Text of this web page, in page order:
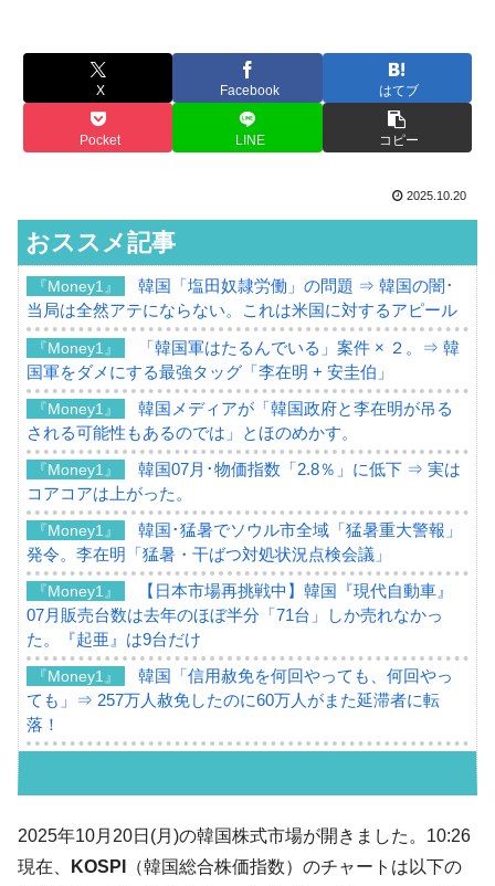
X Facebook はてブ
Pocket LINE コピー
2025.10.20
おススメ記事
『Money1』
韓国「塩田奴隷労働」の問題 ⇒ 韓国の闇･
当局は全然アテにならない。これは米国に対するアピール
『Money1』
「韓国軍はたるんでいる」案件 × ２。⇒ 韓
国軍をダメにする最強タッグ「李在明 + 安圭伯」
『Money1』
韓国メディアが「韓国政府と李在明が吊る
される可能性もあるのでは」とほのめかす。
『Money1』
韓国07月･物価指数「2.8％」に低下 ⇒ 実は
コアコアは上がった。
『Money1』
韓国･猛暑でソウル市全域「猛暑重大警報」
発令。李在明「猛暑・干ばつ対処状況点検会議」
『Money1』
【日本市場再挑戦中】韓国『現代自動車』
07月販売台数は去年のほぼ半分「71台」しか売れなかっ
た。『起亜』は9台だけ
『Money1』
韓国「信用赦免を何回やっても、何回やっ
ても」⇒ 257万人赦免したのに60万人がまた延滞者に転
落！
韓国「2026年07月の輸出入」絶好調。半導
体だけで410億ドル、輸出全体の41％もある
2025年10月20日(月)の韓国株式市場が開きました。10:26
現在、
KOSPI
（韓国総合株価指数）のチャートは以下の